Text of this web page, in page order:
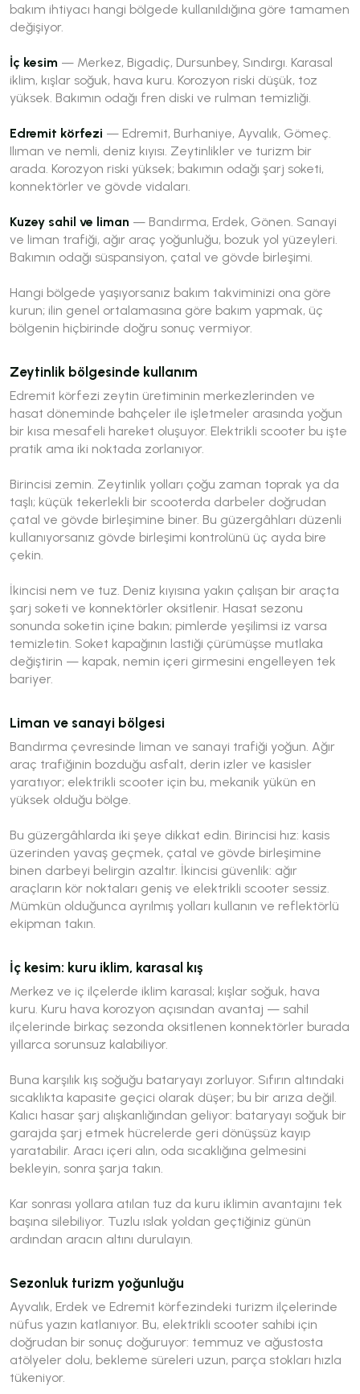
bakım ihtiyacı hangi bölgede kullanıldığına göre tamamen
değişiyor.
İç kesim — Merkez, Bigadiç, Dursunbey, Sındırgı. Karasal
iklim, kışlar soğuk, hava kuru. Korozyon riski düşük, toz
yüksek. Bakımın odağı fren diski ve rulman temizliği.
Edremit körfezi — Edremit, Burhaniye, Ayvalık, Gömeç.
Ilıman ve nemli, deniz kıyısı. Zeytinlikler ve turizm bir
arada. Korozyon riski yüksek; bakımın odağı şarj soketi,
konnektörler ve gövde vidaları.
Kuzey sahil ve liman — Bandırma, Erdek, Gönen. Sanayi
ve liman trafiği, ağır araç yoğunluğu, bozuk yol yüzeyleri.
Bakımın odağı süspansiyon, çatal ve gövde birleşimi.
Hangi bölgede yaşıyorsanız bakım takviminizi ona göre
kurun; ilin genel ortalamasına göre bakım yapmak, üç
bölgenin hiçbirinde doğru sonuç vermiyor.
Zeytinlik bölgesinde kullanım
Edremit körfezi zeytin üretiminin merkezlerinden ve
hasat döneminde bahçeler ile işletmeler arasında yoğun
bir kısa mesafeli hareket oluşuyor. Elektrikli scooter bu işte
pratik ama iki noktada zorlanıyor.
Birincisi zemin. Zeytinlik yolları çoğu zaman toprak ya da
taşlı; küçük tekerlekli bir scooterda darbeler doğrudan
çatal ve gövde birleşimine biner. Bu güzergâhları düzenli
kullanıyorsanız gövde birleşimi kontrolünü üç ayda bire
çekin.
İkincisi nem ve tuz. Deniz kıyısına yakın çalışan bir araçta
şarj soketi ve konnektörler oksitlenir. Hasat sezonu
sonunda soketin içine bakın; pimlerde yeşilimsi iz varsa
temizletin. Soket kapağının lastiği çürümüşse mutlaka
değiştirin — kapak, nemin içeri girmesini engelleyen tek
bariyer.
Liman ve sanayi bölgesi
Bandırma çevresinde liman ve sanayi trafiği yoğun. Ağır
araç trafiğinin bozduğu asfalt, derin izler ve kasisler
yaratıyor; elektrikli scooter için bu, mekanik yükün en
yüksek olduğu bölge.
Bu güzergâhlarda iki şeye dikkat edin. Birincisi hız: kasis
üzerinden yavaş geçmek, çatal ve gövde birleşimine
binen darbeyi belirgin azaltır. İkincisi güvenlik: ağır
araçların kör noktaları geniş ve elektrikli scooter sessiz.
Mümkün olduğunca ayrılmış yolları kullanın ve reflektörlü
ekipman takın.
İç kesim: kuru iklim, karasal kış
Merkez ve iç ilçelerde iklim karasal; kışlar soğuk, hava
kuru. Kuru hava korozyon açısından avantaj — sahil
ilçelerinde birkaç sezonda oksitlenen konnektörler burada
yıllarca sorunsuz kalabiliyor.
Buna karşılık kış soğuğu bataryayı zorluyor. Sıfırın altındaki
sıcaklıkta kapasite geçici olarak düşer; bu bir arıza değil.
Kalıcı hasar şarj alışkanlığından geliyor: bataryayı soğuk bir
garajda şarj etmek hücrelerde geri dönüşsüz kayıp
yaratabilir. Aracı içeri alın, oda sıcaklığına gelmesini
bekleyin, sonra şarja takın.
Kar sonrası yollara atılan tuz da kuru iklimin avantajını tek
başına silebiliyor. Tuzlu ıslak yoldan geçtiğiniz günün
ardından aracın altını durulayın.
Sezonluk turizm yoğunluğu
Ayvalık, Erdek ve Edremit körfezindeki turizm ilçelerinde
nüfus yazın katlanıyor. Bu, elektrikli scooter sahibi için
doğrudan bir sonuç doğuruyor: temmuz ve ağustosta
atölyeler dolu, bekleme süreleri uzun, parça stokları hızla
tükeniyor.